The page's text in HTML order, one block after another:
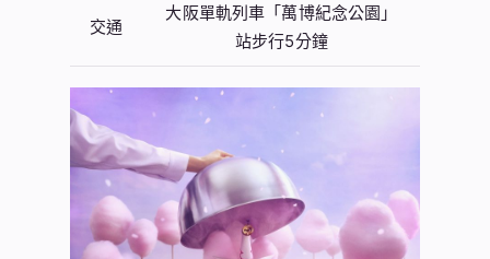
交通
大阪單軌列車「萬博紀念公園」
站步行5分鐘